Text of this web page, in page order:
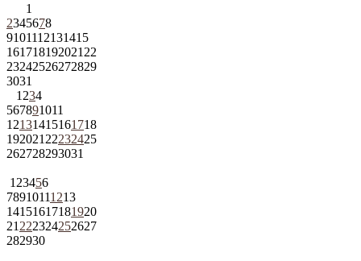
1
2345678
9101112131415
161718192021 22
23242526272829
3031
1 234
567891011
12131415161718
192021 22232425
262728293031
1 23456
78910111213
14151617181920
21 222324252627
282930